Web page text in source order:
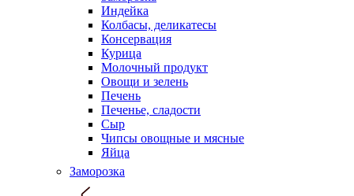
Индейка
Колбасы, деликатесы
Консервация
Курица
Молочный продукт
Овощи и зелень
Печень
Печенье, сладости
Сыр
Чипсы овощные и мясные
Яйца
Заморозка